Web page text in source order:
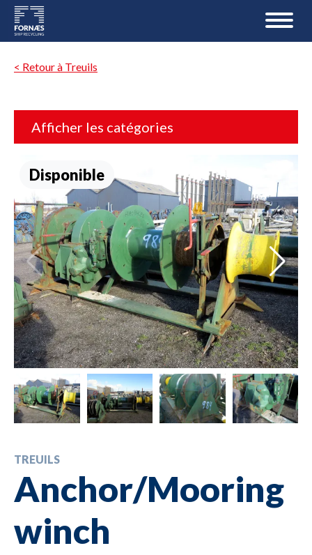
< Retour à Treuils
Afficher les catégories
Disponible
TREUILS
Anchor/Mooring
winch